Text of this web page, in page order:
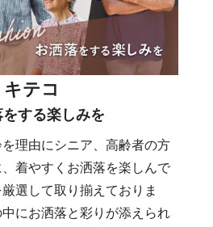
キテコ
をする楽しみを
理由にシニア、高齢者の方
着やすくお洒落を楽しんで
選して取り揃えておりま
にお洒落と彩りが添えられ